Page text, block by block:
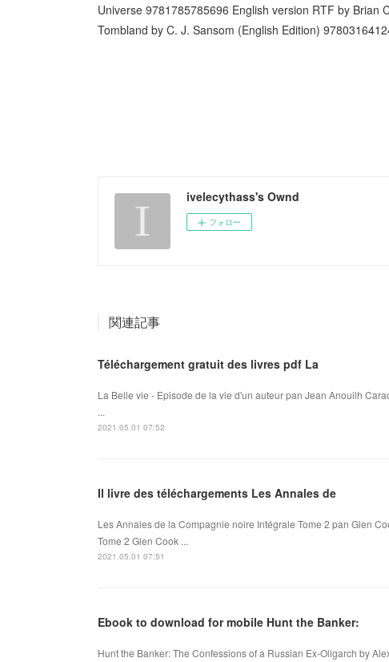
Universe 9781785785696 English version RTF by Brian
Tombland by C. J. Sansom (English Edition)
ivelecythass's Ownd
フォロー
関連記事
Téléchargement gratuit des livres pdf La
La Belle vie - Episode de la vie d'un auteur pan Jean Anouilh
...
2021.05.01 07:52
Il livre des téléchargements Les Annales de
Les Annales de la Compagnie noire Intégrale Tome 2 pan Glen
Tome 2 Glen Cook ...
2021.05.01 07:51
Ebook to download for mobile Hunt the Banker:
Hunt the Banker: The Confessions of a Russian Ex-Oligarch by